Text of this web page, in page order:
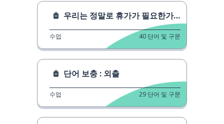
우리는 정말로 휴가가 필요한가요?
수업 40 단어 및 구문
단어 보충 : 외출
수업 29 단어 및 구문